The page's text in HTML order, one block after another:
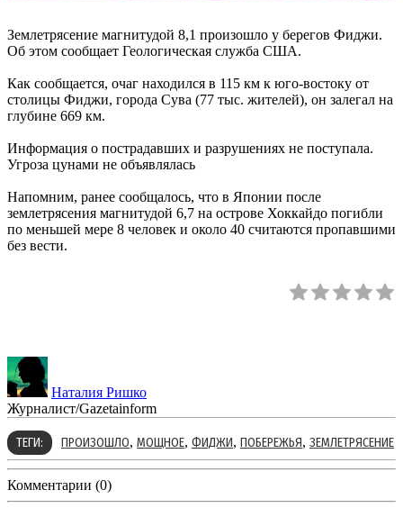
Землетрясение магнитудой 8,1 произошло у берегов Фиджи.
Об этом сообщает Геологическая служба США.
Как сообщается, очаг находился в 115 км к юго-востоку от
столицы Фиджи, города Сува (77 тыс. жителей), он залегал на
глубине 669 км.
Информация о пострадавших и разрушениях не поступала.
Угроза цунами не объявлялась
Напомним, ранее сообщалось, что в Японии после
землетрясения магнитудой 6,7 на острове Хоккайдо погибли
по меньшей мере 8 человек и около 40 считаются пропавшими
без вести.
Наталия Ришко
Журналист/Gazetainform
ТЕГИ: ПРОИЗОШЛО, МОЩНОЕ, ФИДЖИ, ПОБЕРЕЖЬЯ, ЗЕМЛЕТРЯСЕНИЕ
Комментарии (0)